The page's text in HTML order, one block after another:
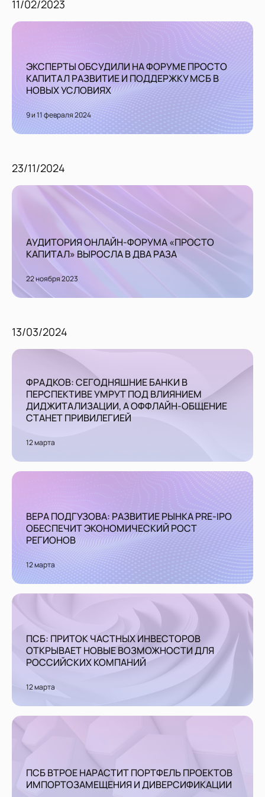
11/02/2023
ЭКСПЕРТЫ ОБСУДИЛИ НА ФОРУМЕ ПРОСТО
КАПИТАЛ РАЗВИТИЕ И ПОДДЕРЖКУ МСБ В
НОВЫХ УСЛОВИЯХ
9 и 11 февраля 2024
23/11/2024
АУДИТОРИЯ ОНЛАЙН-ФОРУМА «ПРОСТО
КАПИТАЛ» ВЫРОСЛА В ДВА РАЗА
22 ноября 2023
13/03/2024
ФРАДКОВ: СЕГОДНЯШНИЕ БАНКИ В
ПЕРСПЕКТИВЕ УМРУТ ПОД ВЛИЯНИЕМ
ДИДЖИТАЛИЗАЦИИ, А ОФФЛАЙН-ОБЩЕНИЕ
СТАНЕТ ПРИВИЛЕГИЕЙ
12 марта
ВЕРА ПОДГУЗОВА: РАЗВИТИЕ РЫНКА PRE-IPO
ОБЕСПЕЧИТ ЭКОНОМИЧЕСКИЙ РОСТ
РЕГИОНОВ
12 марта
ПСБ: ПРИТОК ЧАСТНЫХ ИНВЕСТОРОВ
ОТКРЫВАЕТ НОВЫЕ ВОЗМОЖНОСТИ ДЛЯ
РОССИЙСКИХ КОМПАНИЙ
12 марта
ПСБ ВТРОЕ НАРАСТИТ ПОРТФЕЛЬ ПРОЕКТОВ
ИМПОРТОЗАМЕЩЕНИЯ И ДИВЕРСИФИКАЦИИ